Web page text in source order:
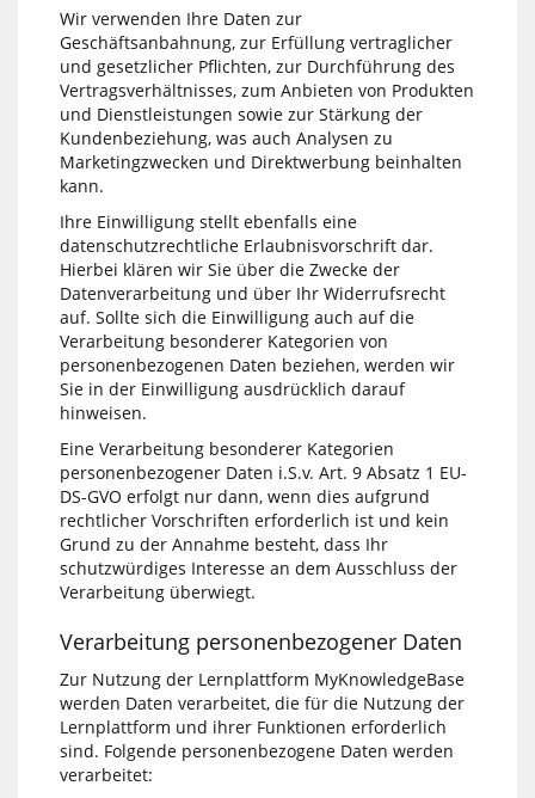
Wir verwenden Ihre Daten zur
Geschäftsanbahnung, zur Erfüllung vertraglicher
und gesetzlicher Pflichten, zur Durchführung des
Vertragsverhältnisses, zum Anbieten von Produkten
und Dienstleistungen sowie zur Stärkung der
Kundenbeziehung, was auch Analysen zu
Marketingzwecken und Direktwerbung beinhalten
kann.
Ihre Einwilligung stellt ebenfalls eine
datenschutzrechtliche Erlaubnisvorschrift dar.
Hierbei klären wir Sie über die Zwecke der
Datenverarbeitung und über Ihr Widerrufsrecht
auf. Sollte sich die Einwilligung auch auf die
Verarbeitung besonderer Kategorien von
personenbezogenen Daten beziehen, werden wir
Sie in der Einwilligung ausdrücklich darauf
hinweisen.
Eine Verarbeitung besonderer Kategorien
personenbezogener Daten i.S.v. Art. 9 Absatz 1 EU-
DS-GVO erfolgt nur dann, wenn dies aufgrund
rechtlicher Vorschriften erforderlich ist und kein
Grund zu der Annahme besteht, dass Ihr
schutzwürdiges Interesse an dem Ausschluss der
Verarbeitung überwiegt.
Verarbeitung personenbezogener Daten
Zur Nutzung der Lernplattform MyKnowledgeBase
werden Daten verarbeitet, die für die Nutzung der
Lernplattform und ihrer Funktionen erforderlich
sind. Folgende personenbezogene Daten werden
verarbeitet: